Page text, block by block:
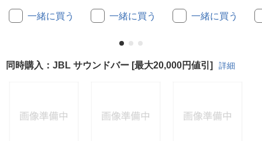
一緒に買う 一緒に買う 一緒に買う
同時購入：JBL サウンドバー [最大20,000円値引] 詳細